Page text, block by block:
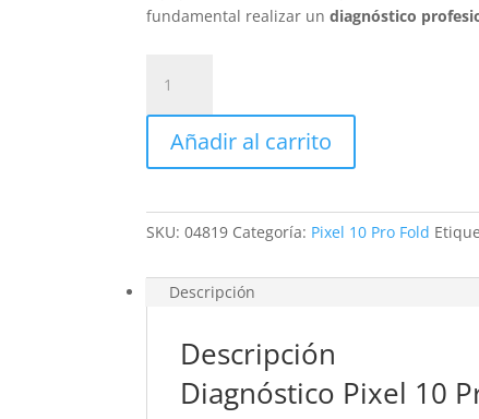
fundamental realizar undiagnóstico
Pixel
10
Fold
Añadir al carrito
SKU:04819 Categoría: Pixel 10 Pro Fold
Descripción
Descripción
Diagnóstico Pixel 10